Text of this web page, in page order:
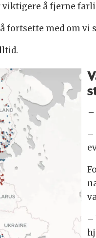
å fjerne
med om vi
–
–
–